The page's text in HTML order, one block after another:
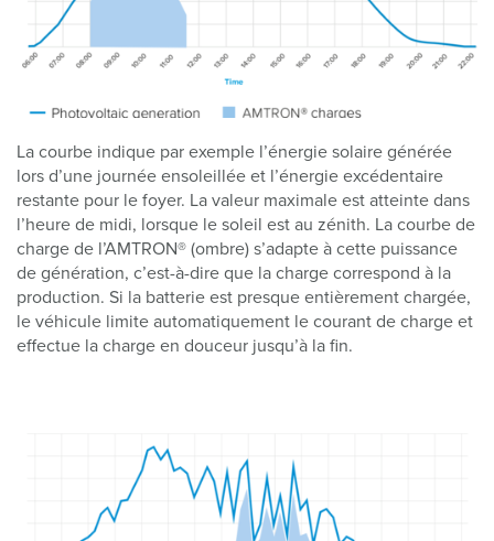
La courbe indique par exemple l’énergie solaire générée
lors d’une journée ensoleillée et l’énergie excédentaire
restante pour le foyer. La valeur maximale est atteinte dans
l’heure de midi, lorsque le soleil est au zénith. La courbe de
charge de l’AMTRON® (ombre) s’adapte à cette puissance
de génération, c’est-à-dire que la charge correspond à la
production. Si la batterie est presque entièrement chargée,
le véhicule limite automatiquement le courant de charge et
effectue la charge en douceur jusqu’à la fin.